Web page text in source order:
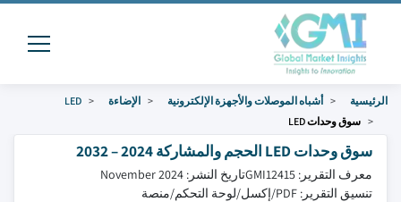
الرئيسية أشباه الموصلات والأجهزة الإلكترونية الإضاءة
LED
سوق وحدات LED
سوق وحدات LED الحجم والمشاركة 2024 – 2032
معرف التقرير: GMI12415
تاريخ النشر: November 2024
تنسيق التقرير: PDF/إكسل/لوحة التحكم/منصة